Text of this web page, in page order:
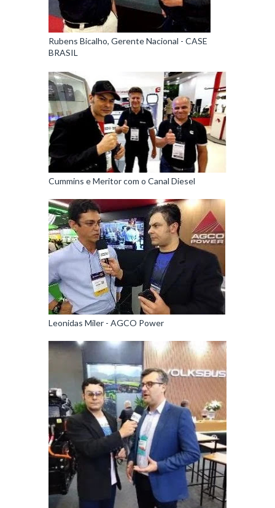
Rubens Bicalho, Gerente Nacional - CASE
BRASIL
Cummins e Meritor com o Canal Diesel
Leonidas Miler - AGCO Power